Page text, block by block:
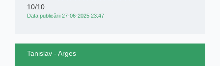
10/10
Data publicării 27-06-2025 23:47
Tanislav - Arges